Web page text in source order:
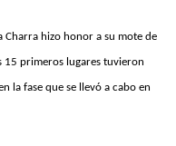
Charra hizo honor a su mote de
15 primeros lugares tuvieron
la fase que se llevó a cabo en